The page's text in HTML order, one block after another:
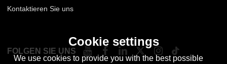
Kontaktieren Sie uns
FOLGEN SIE UNS
Cookie settings
We use cookies to provide you with the best possible